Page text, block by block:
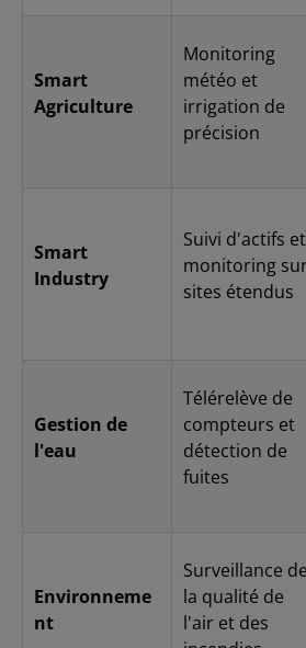
d’un distributeur, mais d’un
pleinement maîtrisant Milesight
d’accélérer et sécuriser votre
Besoin d’un devis ou d’un
Milesight SG50 ? Contactez Airicom
Smart
Agriculture
Monitoring
météo et
irrigation de
précision
Smart
Industry
Suivi d'actifs et
monitoring
sites étendus
Gestion de
l'eau
Télérelève de
compteurs et
détection de
fuites
Environneme
nt
Surveillance de
la qualité de
l'air et des